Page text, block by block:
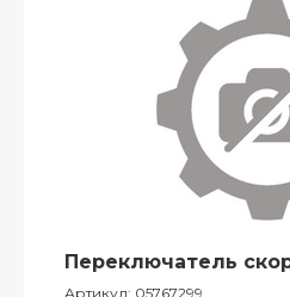
Переключатель
Артикул: 05767299